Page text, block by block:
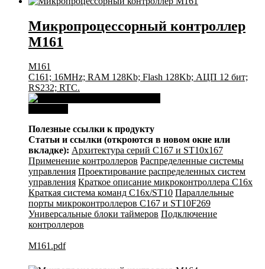
Микропроцессорный контроллер
М161
М161
C161; 16MHz; RAM 128Kb; Flash 128Kb; АЦП 12 бит;
RS232; RTC.
Полезные ссылки к продукту
Статьи и ссылки (откроются в новом окне или
вкладке): Архитектура серий С167 и ST10x167
Применение контроллеров Распределенные системы
управления Проектирование распределенных систем
управления Краткое описание микроконтроллера C16x
Краткая система команд C16x/ST10 Параллельные
порты микроконтроллеров C167 и ST10F269
Универсальные блоки таймеров Подключение
контроллеров
M161.pdf